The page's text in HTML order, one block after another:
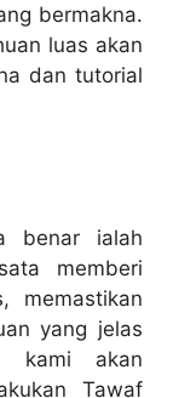
bermakna.
luas akan
dan tutorial
benar ialah
memberi
memastikan
yang jelas
kami akan
Tawaf